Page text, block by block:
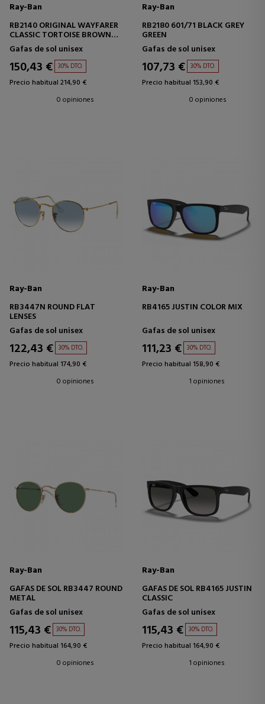
Ray-Ban
RB2140 ORIGINAL WAYFARER
CLASSIC TORTOISE BROWN
CLASSIC B-15
Gafas de sol unisex
150,43 € 30% DTO.
Precio habitual 214,90 €
0 opiniones
Ray-Ban
RB2180 601/71 BLACK GREY
GREEN
Gafas de sol unisex
107,73 € 30% DTO.
Precio habitual 153,90 €
0 opiniones
Ray-Ban
RB3447N ROUND FLAT
LENSES
Gafas de sol unisex
122,43 € 30% DTO.
Precio habitual 174,90 €
0 opiniones
Ray-Ban
RB4165 JUSTIN COLOR MIX
Gafas de sol unisex
111,23 € 30% DTO.
Precio habitual 158,90 €
1 opiniones
Ray-Ban
GAFAS DE SOL RB3447 ROUND
METAL
Gafas de sol unisex
115,43 € 30% DTO.
Precio habitual 164,90 €
0 opiniones
Ray-Ban
GAFAS DE SOL RB4165 JUSTIN
CLASSIC
Gafas de sol unisex
115,43 € 30% DTO.
Precio habitual 164,90 €
1 opiniones